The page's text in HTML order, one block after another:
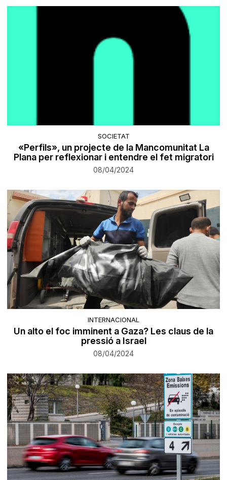
SOCIETAT
«Perfils», un projecte de la Mancomunitat La
Plana per reflexionar i entendre el fet migratori
08/04/2024
INTERNACIONAL
Un alto el foc imminent a Gaza? Les claus de la
pressió a Israel
08/04/2024